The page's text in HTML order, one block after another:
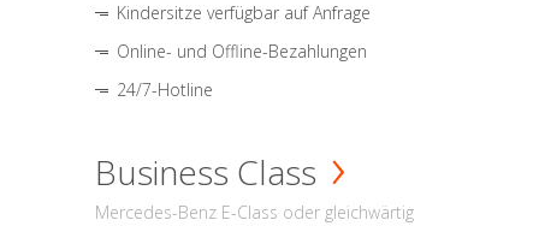
Kindersitze verfügbar auf Anfrage
Online- und Offline-Bezahlungen
24/7-Hotline
Business Class
Mercedes-Benz E-Class oder gleichwärtig